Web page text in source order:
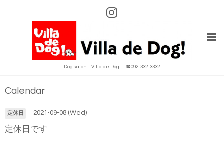
Dog salon Villa de Dog! ☎092-332-3332
Calendar
定休日 2021-09-08 (Wed)
定休日です